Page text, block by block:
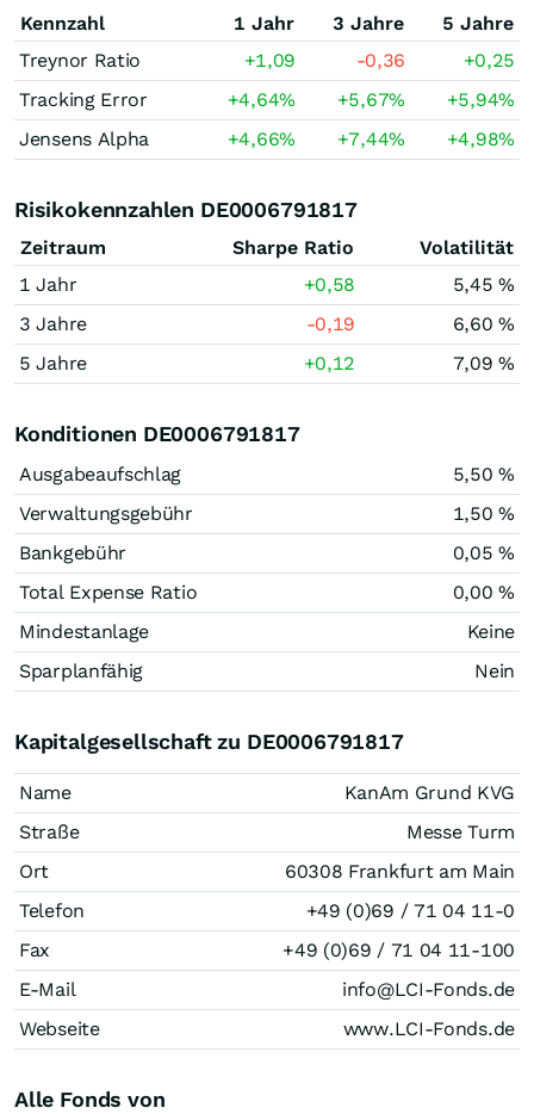
Kennzahl 1 Jahr 3 Jahre
5 Jahre
Treynor Ratio
+1,09 -0,36
+0,25
Tracking Error
+4,64% +5,67% +5,94%
Jensens Alpha
+4,66% +7,44% +4,98%
Risikokennzahlen DE0006791817
Zeitraum Sharpe Ratio
Volatilität
1 Jahr
+0,58
5,45 %
3 Jahre
-0,19
6,60 %
5 Jahre
+0,12 7,09 %
Konditionen DE0006791817
Ausgabeaufschlag
5,50 %
Verwaltungsgebühr
1,50 %
Bankgebühr
0,05 %
Total Expense Ratio
0,00 %
Mindestanlage
Keine
Sparplanfähig
Nein
Kapitalgesellschaft zu DE0006791817
Name
KanAm Grund KVG
Straße
Messe Turm
Ort
60308 Frankfurt am Main
Telefon
+49 (0)69 / 71 04 11-0
Fax
+49 (0)69 / 71 04 11-100
E-Mail
info@LCI-Fonds.de
Webseite
www.LCI-Fonds.de
Alle Fonds von